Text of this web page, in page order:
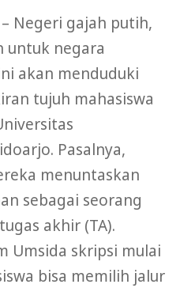
Negeri gajah putih,
untuk negara
akan menduduki
tujuh mahasiswa
Pasalnya,
menuntaskan
sebagai seorang
akhir (TA).
Umsida skripsi mulai
bisa memilih jalur